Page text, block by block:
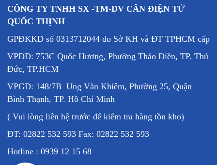
CÔNG TY TNHH SX -TM-DV CÂN ĐIỆN TỬ
QUỐC THỊNH
GPĐKKD số 0313712044 do Sở KH và ĐT TPHCM cấp
VPĐD: 753C Quốc Hương, Phường Thảo Điền, TP. Thủ
Đức, TP.HCM
VPGD: 148/7B Ung Văn Khiêm, Phường 25, Quận
Bình Thạnh, TP. Hồ Chí Minh
( Vui lòng liên hệ trước để kiểm tra hàng tồn kho)
ĐT: 02822 532 593 Fax: 02822 532 593
Hotline : 0939 12 15 68